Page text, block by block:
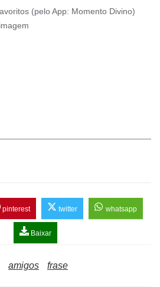
(pelo App: Momento Divino)
pinterest twitter whatsapp
Baixar
amigos frase